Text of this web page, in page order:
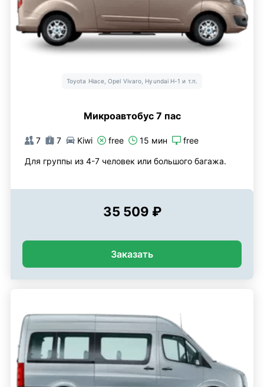
Toyota Hiace, Opel Vivaro, Hyundai H-1 и т.п.
Микроавтобус 7 пас
7 7 Kiwi free 15 мин free
Для группы из 4-7 человек или большого багажа.
35 509 ₽
Заказать